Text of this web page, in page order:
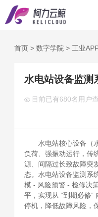
首页> 数字学院 > 工业
水电站设备监测
目前已有680名用户
水电站核心设备（
负荷、强振动运行，传
源、间隔过长致故障突
态。水电站设备监测系
模 - 风险预警 - 检修决
平，实现从 “到期必修”
停机，降低故障风险，